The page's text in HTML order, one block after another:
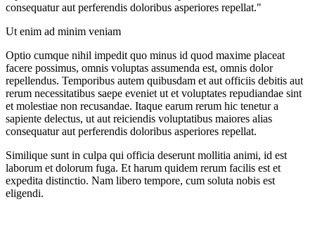
consequatur aut perferendis doloribus asperiores repellat."
Ut enim ad minim veniam
Optio cumque nihil impedit quo minus id quod maxime placeat
facere possimus, omnis voluptas assumenda est, omnis dolor
repellendus. Temporibus autem quibusdam et aut officiis debitis aut
rerum necessitatibus saepe eveniet ut et voluptates repudiandae sint
et molestiae non recusandae. Itaque earum rerum hic tenetur a
sapiente delectus, ut aut reiciendis voluptatibus maiores alias
consequatur aut perferendis doloribus asperiores repellat.
Similique sunt in culpa qui officia deserunt mollitia animi, id est
laborum et dolorum fuga. Et harum quidem rerum facilis est et
expedita distinctio. Nam libero tempore, cum soluta nobis est
eligendi.